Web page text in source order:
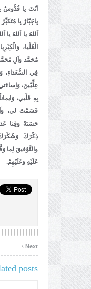
اَنْتَ يا قُدُّوسُ
ياجَبّارُ يا
اَللهُ يا اَللهُ
الْعُلْيا،
مُحَمَّد وَآلِ
فِي السُّعَداءِ،
عِلِّيّينَ،
بِهِ قَلْبي،
قَسَمْتَ لي،
حَسَنَةً وَقِنا
ذِكْرَكَ وَشُكْرَكَ
والتَّوْفيقَ لِما
عَلَيْهِ وَعَلَيْهِمْ.
Next
›
posts